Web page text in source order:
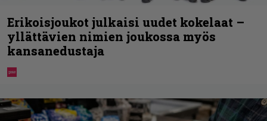
Erikoisjoukot julkaisi uudet kokelaat –
yllättävien nimien joukossa myös
kansanedustaja